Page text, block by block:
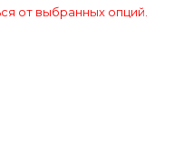
от выбранных опций.